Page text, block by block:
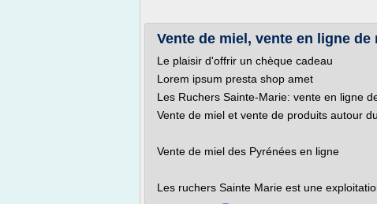
Vente de miel, vente en ligne de
Le plaisir d'offrir un chèque cadeau
Lorem ipsum presta shop amet
Les Ruchers Sainte-Marie: vente en ligne
Vente de miel et vente de produits autour
Vente de miel des Pyrénées en ligne
Les ruchers Sainte Marie est une